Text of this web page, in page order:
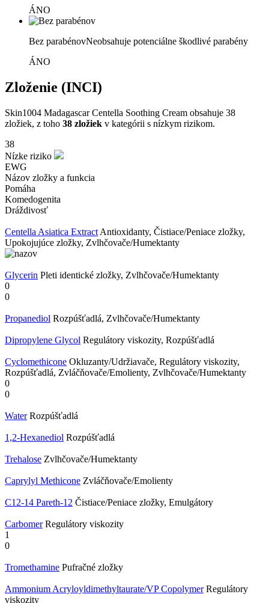
ÁNO
Bez parabénovNeobsahuje potenciálne škodlivé parabény
ÁNO
Zloženie (INCI)
Skin1004 Madagascar Centella Soothing Cream obsahuje 38
zložiek, z toho 38 zložiek v kategórii s nízkym rizikom.
38
Nízke riziko
EWG
Názov zložky a funkcia
Pomáha
Komedogenita
Dráždivosť
Centella Asiatica Extract Antioxidanty, Čistiace/Peniace zložky,
Upokojujúce zložky, Zvlhčovače/Humektanty
Glycerin Pleti identické zložky, Zvlhčovače/Humektanty
0
0
Propanediol Rozpúšťadlá, Zvlhčovače/Humektanty
Dipropylene Glycol Regulátory viskozity, Rozpúšťadlá
Cyclomethicone Okluzanty/Udržiavače, Regulátory viskozity,
Rozpúšťadlá, Zvláčňovače/Emolienty, Zvlhčovače/Humektanty
0
0
Water Rozpúšťadlá
1,2-Hexanediol Rozpúšťadlá
Trehalose Zvlhčovače/Humektanty
Caprylyl Methicone Zvláčňovače/Emolienty
C12-14 Pareth-12 Čistiace/Peniace zložky, Emulgátory
Carbomer Regulátory viskozity
1
0
Tromethamine Pufračné zložky
Ammonium Acryloyldimethyltaurate/​VP Copolymer Regulátory
viskozity